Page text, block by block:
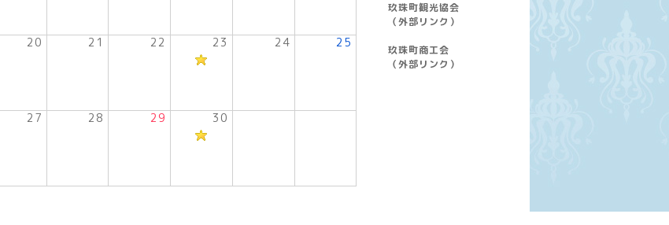
20 21 22 23 24 25
27 28 29 30
玖珠町観光協会
（外部リンク）
玖珠町商工会
（外部リンク）